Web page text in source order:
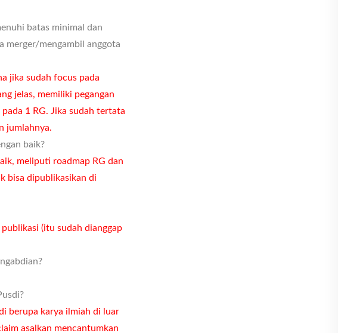
batas minimal dan
merger/mengambil anggota
jika sudah focus pada
jelas, memiliki pegangan
1 RG. Jika sudah tertata
jumlahnya.
baik?
meliputi roadmap RG dan
bisa dipublikasikan di
(itu sudah dianggap
berupa karya ilmiah di luar
asalkan mencantumkan